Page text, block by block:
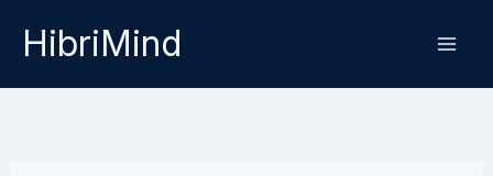
HibriMind